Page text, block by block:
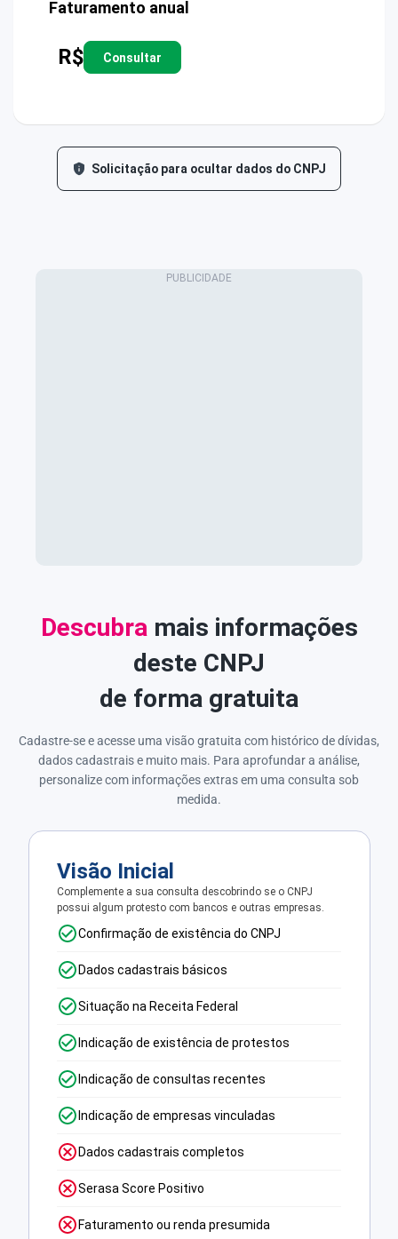
Faturamento anual
R$ Consultar
Solicitação para ocultar dados do CNPJ
Descubra mais informações
deste CNPJ
de forma gratuita
Cadastre-se e acesse uma visão gratuita com histórico de dívidas,
dados cadastrais e muito mais. Para aprofundar a análise,
personalize com informações extras em uma consulta sob
medida.
Visão Inicial
Complemente a sua consulta descobrindo se o CNPJ
possui algum protesto com bancos e outras empresas.
Confirmação de existência do CNPJ
Dados cadastrais básicos
Situação na Receita Federal
Indicação de existência de protestos
Indicação de consultas recentes
Indicação de empresas vinculadas
Dados cadastrais completos
Serasa Score Positivo
Faturamento ou renda presumida